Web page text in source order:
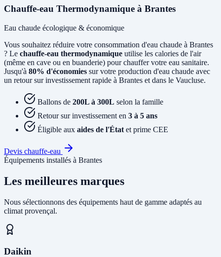
Chauffe-eau Thermodynamique à Brantes
Eau chaude écologique & économique
Vous souhaitez réduire votre consommation d'eau chaude à Brantes
? Le chauffe-eau thermodynamique utilise les calories de l'air
(même en cave ou en buanderie) pour chauffer votre eau sanitaire.
Jusqu'à 80% d'économies sur votre production d'eau chaude avec
un retour sur investissement rapide à Brantes et dans le Vaucluse.
Ballons de 200L à 300L selon la famille
Retour sur investissement en 3 à 5 ans
Éligible aux aides de l'État et prime CEE
Devis chauffe-eau
Équipements installés à Brantes
Les meilleures marques
Nous sélectionnons des équipements haut de gamme adaptés au
climat provençal.
Daikin